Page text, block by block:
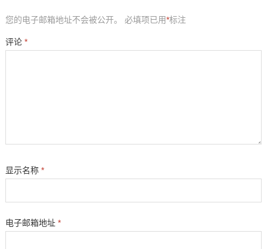
您的电子邮箱地址不会被公开。 必填项已用*标注
评论 *
显示名称 *
电子邮箱地址 *